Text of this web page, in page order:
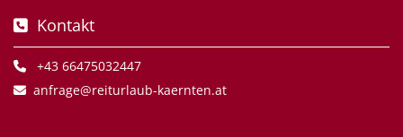
 Kontakt
 +43 66475032447
 anfrage@reiturlaub-kaernten.at